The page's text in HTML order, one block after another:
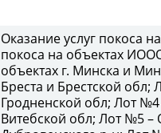
Оказание услуг покоса
покоса на объектах
объектах г. Минска и
Бреста и Брестской обл;
Гродненской обл; Лот №4
Витебской обл; Лот №5 –